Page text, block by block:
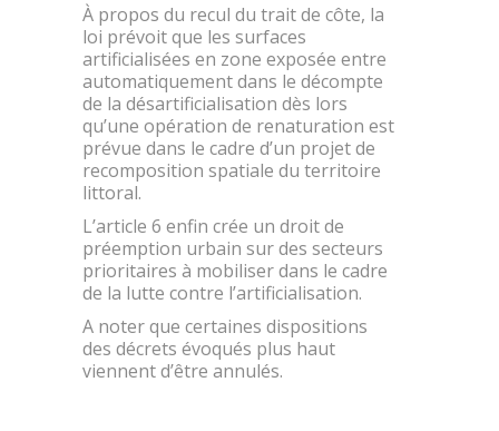
À propos du recul du trait de côte, la
loi prévoit que les surfaces
artificialisées en zone exposée entre
automatiquement dans le décompte
de la désartificialisation dès lors
qu’une opération de renaturation est
prévue dans le cadre d’un projet de
recomposition spatiale du territoire
littoral.
L’article 6 enfin crée un droit de
préemption urbain sur des secteurs
prioritaires à mobiliser dans le cadre
de la lutte contre l’artificialisation.
A noter que certaines dispositions
des décrets évoqués plus haut
viennent d’être annulés.